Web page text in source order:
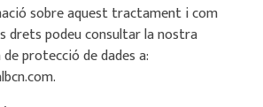
sobre aquest tractament i com
drets podeu consultar la nostra
protecció de dades a: